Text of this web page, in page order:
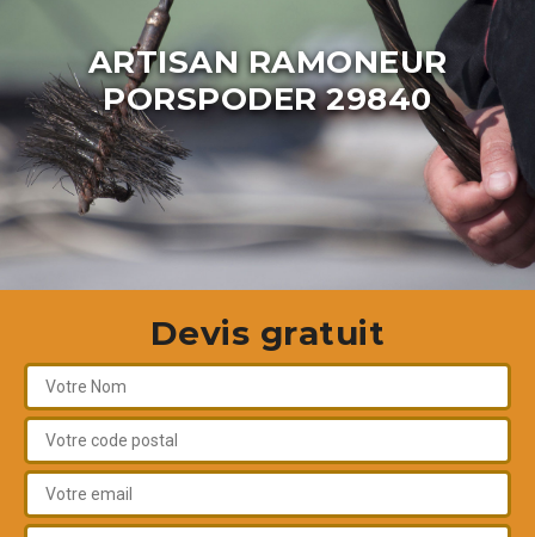
ARTISAN RAMONEUR
PORSPODER 29840
Devis gratuit